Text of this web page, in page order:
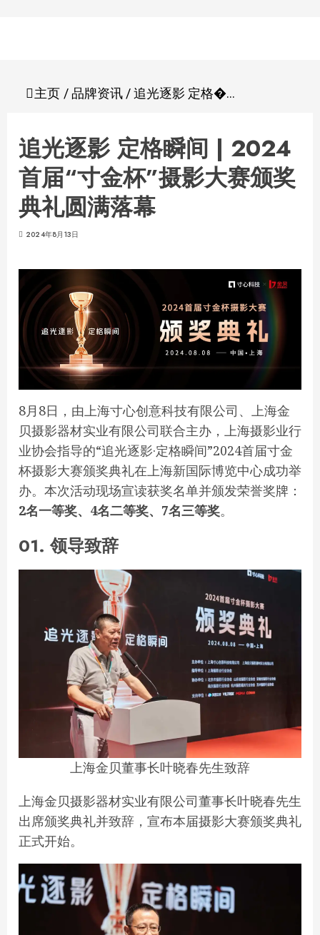
主页 / 品牌资讯 /追光逐影 定格�...
追光逐影 定格瞬间 | 2024
首届“寸金杯”摄影大赛颁奖
典礼圆满落幕
2024年8月13日
8月8日，由上海寸心创意科技有限公司、上海金
贝摄影器材实业有限公司联合主办，上海摄影业行
业协会指导的“追光逐影·定格瞬间”2024首届寸金
杯摄影大赛颁奖典礼在上海新国际博览中心成功举
办。本次活动现场宣读获奖名单并颁发荣誉奖牌：
2名一等奖、4名二等奖、7名三等奖。
01. 领导致辞
上海金贝董事长叶晓春先生致辞
上海金贝摄影器材实业有限公司董事长叶晓春先生
出席颁奖典礼并致辞，宣布本届摄影大赛颁奖典礼
正式开始。